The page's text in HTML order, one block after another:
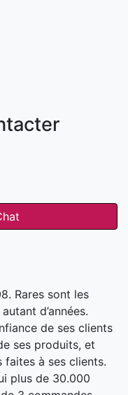
Rares sont les
d’années.
de ses clients
ses produits, et
faites à ses clients.
plus de 30.000